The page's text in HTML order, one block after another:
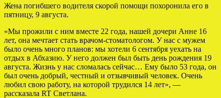
Жена погибшего водителя скорой помощи похоронила его в
пятницу, 9 августа.
«Мы прожили с ним вместе 22 года, нашей дочери Анне 16
лет, она мечтает стать врачом-стоматологом. У нас с мужем
было очень много планов: мы хотели 6 сентября уехать на
отдых в Абхазию. У него должен был быть день рождения 19
августа. Жизнь у нас сломалась сейчас… Ему было 53 года, он
был очень добрый, честный и отзывчивый человек. Очень
любил свою работу, на которой трудился 14 лет», —
рассказала RT Светлана.